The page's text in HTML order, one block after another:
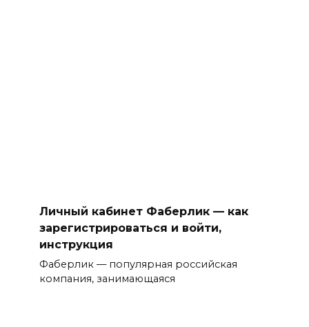
Личный кабинет Фаберлик — как
зарегистрироваться и войти,
инструкция
Фаберлик — популярная российская
компания, занимающаяся